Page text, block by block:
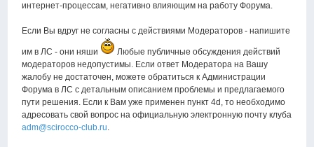
интернет-процессам, негативно влияющим на работу Форума.
Если Вы вдруг не согласны с действиями Модераторов - напишите
им в ЛС - они няши
Любые публичные обсуждения действий
модераторов недопустимы. Если ответ Модератора на Вашу
жалобу не достаточен, можете обратиться к Администрации
Форума в ЛС с детальным описанием проблемы и предлагаемого
пути решения. Если к Вам уже применен пункт 4d, то необходимо
адресовать свой вопрос на официальную электронную почту клуба
adm@scirocco-club.ru.